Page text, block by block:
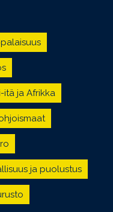
itä ja Afrikka
ja puolustus